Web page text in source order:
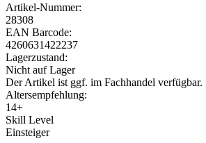
Artikel-Nummer:
28308
EAN Barcode:
4260631422237
Lagerzustand:
Nicht auf Lager
Der Artikel ist ggf. im Fachhandel verfügbar.
Altersempfehlung:
14+
Skill Level
Einsteiger